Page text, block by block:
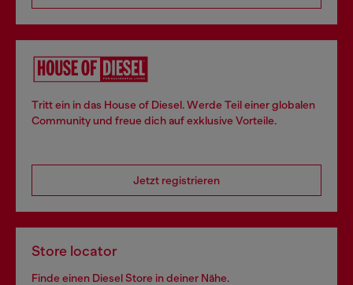
Tritt ein in das House of Diesel. Werde Teil einer globalen
Community und freue dich auf exklusive Vorteile.
Jetzt registrieren
Store locator
Finde einen Diesel Store in deiner Nähe.